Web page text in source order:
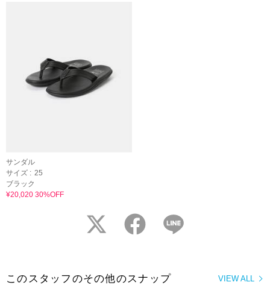
サンダル
サイズ : 25
ブラック
¥20,020 30%OFF
twitter facebook
VIEW ALL
このスタッフのその他のスナップ